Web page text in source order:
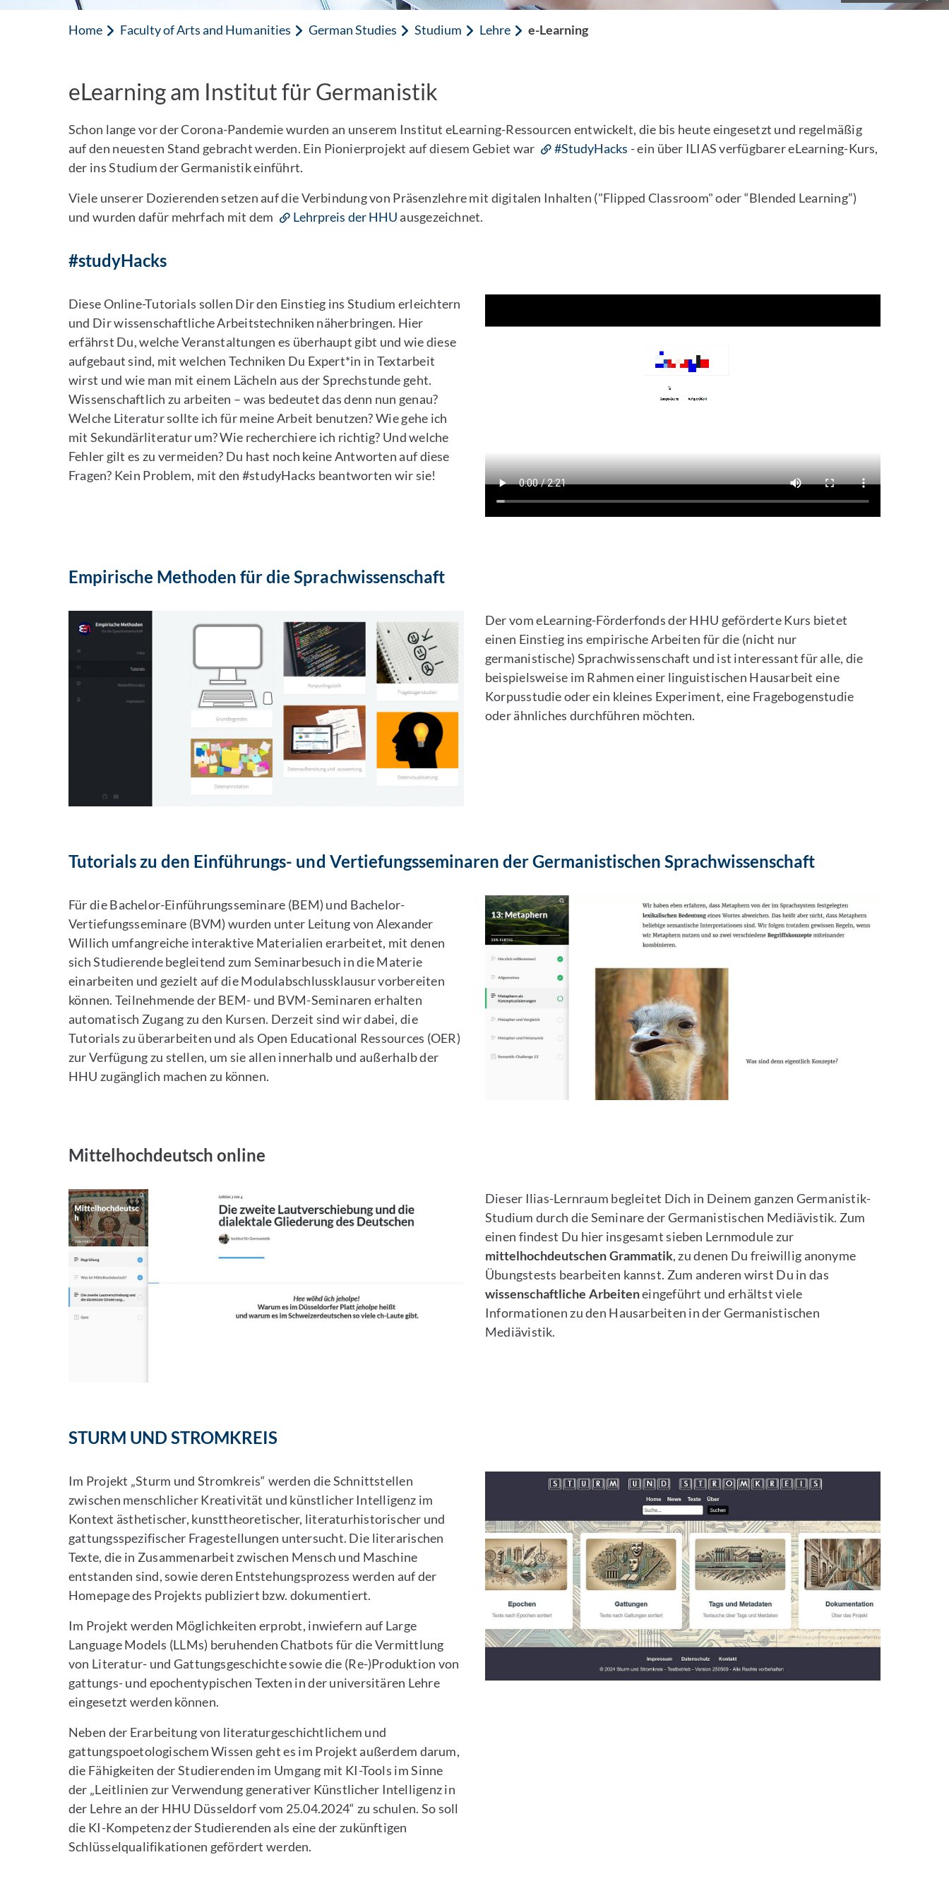
Home Faculty of Arts and Humanities German Studies Studium Lehre e-Learning
eLearning am Institut für Germanistik
Schon lange vor der Corona-Pandemie wurden an unserem Institut eLearning-Ressourcen entwickelt, die bis heute eingesetzt und regelmäßig
auf den neuesten Stand gebracht werden. Ein Pionierprojekt auf diesem Gebiet war
#StudyHacks - ein über ILIAS verfügbarer eLearning-Kurs,
der ins Studium der Germanistik einführt.
Viele unserer Dozierenden setzen auf die Verbindung von Präsenzlehre mit digitalen Inhalten ("Flipped Classroom" oder “Blended Learning”)
und wurden dafür mehrfach mit dem
Lehrpreis der HHUausgezeichnet.
#studyHacks
Diese Online-Tutorials sollen Dir den Einstieg ins Studium erleichtern
und Dir wissenschaftliche Arbeitstechniken näherbringen. Hier
erfährst Du, welche Veranstaltungen es überhaupt gibt und wie diese
aufgebaut sind, mit welchen Techniken Du Expert*in in Textarbeit
wirst und wie man mit einem Lächeln aus der Sprechstunde geht.
Wissenschaftlich zu arbeiten – was bedeutet das denn nun genau?
Welche Literatur sollte ich für meine Arbeit benutzen? Wie gehe ich
mit Sekundärliteratur um? Wie recherchiere ich richtig? Und welche
Fehler gilt es zu vermeiden? Du hast noch keine Antworten auf diese
Fragen? Kein Problem, mit den #studyHacks beantworten wir sie!
Empirische Methoden für die Sprachwissenschaft
Der vom eLearning-Förderfonds der HHU geförderte Kurs bietet
einen Einstieg ins empirische Arbeiten für die (nicht nur
germanistische) Sprachwissenschaft und ist interessant für alle, die
beispielsweise im Rahmen einer linguistischen Hausarbeit eine
Korpusstudie oder ein kleines Experiment, eine Fragebogenstudie
oder ähnliches durchführen möchten.
Tutorials zu den Einführungs- und Vertiefungsseminaren der Germanistischen Sprachwissenschaft
Für die Bachelor-Einführungsseminare (BEM) und Bachelor-
Vertiefungsseminare (BVM) wurden unter Leitung von Alexander
Willich umfangreiche interaktive Materialien erarbeitet, mit denen
sich Studierende begleitend zum Seminarbesuch in die Materie
einarbeiten und gezielt auf die Modulabschlussklausur vorbereiten
können. Teilnehmende der BEM- und BVM-Seminaren erhalten
automatisch Zugang zu den Kursen. Derzeit sind wir dabei, die
Tutorials zu überarbeiten und als Open Educational Ressources (OER)
zur Verfügung zu stellen, um sie allen innerhalb und außerhalb der
HHU zugänglich machen zu können.
Mittelhochdeutsch online
Dieser Ilias-Lernraum begleitet Dich in Deinem ganzen Germanistik-
Studium durch die Seminare der Germanistischen Mediävistik. Zum
einen findest Du hier insgesamt sieben Lernmodule zur
mittelhochdeutschen Grammatik, zu denen Du freiwillig anonyme
Übungstests bearbeiten kannst. Zum anderen wirst Du in das
wissenschaftliche Arbeiteneingeführt und erhältst viele
Informationen zu den Hausarbeiten in der Germanistischen
Mediävistik.
STURM UND STROMKREIS
Im Projekt „Sturm und Stromkreis“ werden die Schnittstellen
zwischen menschlicher Kreativität und künstlicher Intelligenz im
Kontext ästhetischer, kunsttheoretischer, literaturhistorischer und
gattungsspezifischer Fragestellungen untersucht. Die literarischen
Texte, die in Zusammenarbeit zwischen Mensch und Maschine
entstanden sind, sowie deren Entstehungsprozess werden auf der
Homepage des Projekts publiziert bzw. dokumentiert.
Im Projekt werden Möglichkeiten erprobt, inwiefern auf Large
Language Models (LLMs) beruhenden Chatbots für die Vermittlung
von Literatur- und Gattungsgeschichte sowie die (Re-)Produktion von
gattungs- und epochentypischen Texten in der universitären Lehre
eingesetzt werden können.
Neben der Erarbeitung von literaturgeschichtlichem und
gattungspoetologischem Wissen geht es im Projekt außerdem darum,
die Fähigkeiten der Studierenden im Umgang mit KI-Tools im Sinne
der „Leitlinien zur Verwendung generativer Künstlicher Intelligenz in
der Lehre an der HHU Düsseldorf vom 25.04.2024“ zu schulen. So soll
die KI-Kompetenz der Studierenden als eine der zukünftigen
Schlüsselqualifikationen gefördert werden.